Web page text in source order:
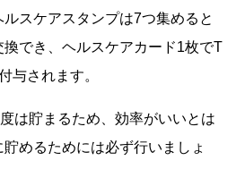
スケアスタンプは7つ集めると
でき、ヘルスケアカード1枚でT
与されます。
は貯まるため、効率がいいとは
めるためには必ず行いましょ